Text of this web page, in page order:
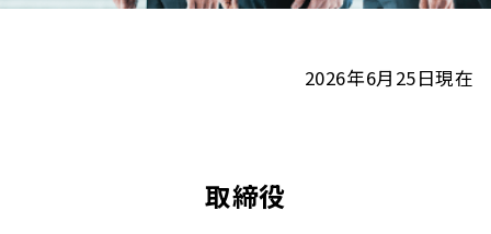
2026年6月25日現在
取締役